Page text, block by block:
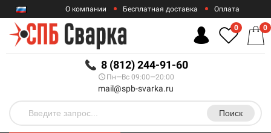
RUB
О компании Бесплатная доставка Оплата
Гарантии
8 (812) 244-91-60
Пн—Вс 09:00—20:00
mail@spb-svarka.ru
Поиск
0 0